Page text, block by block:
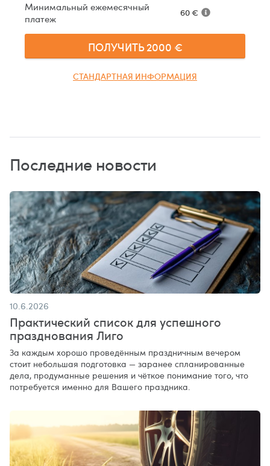
Минимальный ежемесячный
платеж
60€
ПОЛУЧИТЬ2000 €
СТАНДАРТНАЯ ИНФОРМАЦИЯ
Последние новости
10.6.2026
Практический список для успешного
празднования Лиго
За каждым хорошо проведённым праздничным вечером
стоит небольшая подготовка — заранее спланированные
дела, продуманные решения и чёткое понимание того, что
потребуется именно для Вашего праздника.